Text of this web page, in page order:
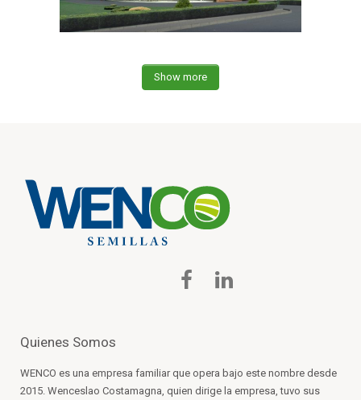
Show more
Quienes Somos
WENCO es una empresa familiar que opera bajo este nombre desde
2015. Wenceslao Costamagna, quien dirige la empresa, tuvo sus